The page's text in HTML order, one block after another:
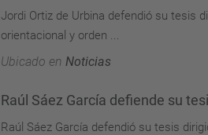
Jordi Ortiz de Urbina defendió su tesis
orientacional y orden ...
Ubicado en Noticias
Raúl Sáez García defiende su
Raúl Sáez García defendió su tesis